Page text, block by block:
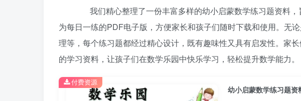
我们精心整理了一份丰富多样的幼小启蒙数学练习题资料，
为每日一练的PDF电子版，方便家长和孩子们随时下载和使用。无
理等，每个练习题都经过精心设计，既有趣味性又具有启发性。家
的学习资料，让孩子们在数学乐园中快乐学习，轻松提升数学能力。
付费资源